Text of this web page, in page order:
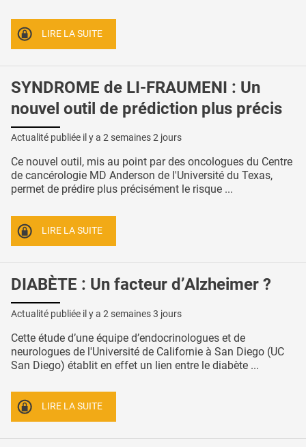
LIRE LA SUITE
SYNDROME de LI-FRAUMENI : Un
nouvel outil de prédiction plus précis
Actualité publiée il y a 2 semaines 2 jours
Ce nouvel outil, mis au point par des oncologues du Centre
de cancérologie MD Anderson de l'Université du Texas,
permet de prédire plus précisément le risque ...
LIRE LA SUITE
DIABÈTE : Un facteur d’Alzheimer ?
Actualité publiée il y a 2 semaines 3 jours
Cette étude d’une équipe d’endocrinologues et de
neurologues de l'Université de Californie à San Diego (UC
San Diego) établit en effet un lien entre le diabète ...
LIRE LA SUITE